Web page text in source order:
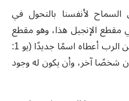
السماح لأنفسنا بالتحول في
مقطع الإنجيل هذا، وهو مقطع
سمعان. اسمه سمعان بن يونا، لكن الرب أعطاه اسمًا جديدًا (يو 1:
شخصًا آخر، وأن يكون له وجود